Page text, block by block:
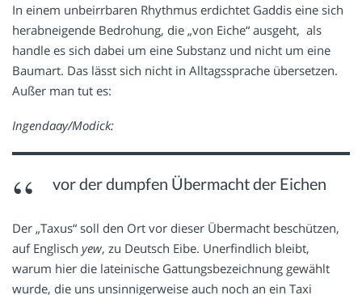
In einem unbeirrbaren Rhythmus erdichtet Gaddis eine sich
herabneigende Bedrohung, die „von Eiche“ ausgeht, als
handle es sich dabei um eine Substanz und nicht um eine
Baumart. Das lässt sich nicht in Alltagssprache übersetzen.
Außer man tut es:
Ingendaay/Modick:
vor der dumpfen Übermacht der Eichen
Der „Taxus“ soll den Ort vor dieser Übermacht beschützen,
auf Englisch yew, zu Deutsch Eibe. Unerfindlich bleibt,
warum hier die lateinische Gattungsbezeichnung gewählt
wurde, die uns unsinnigerweise auch noch an ein Taxi